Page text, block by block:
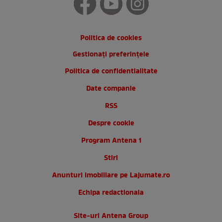
Politica de cookies
Gestionați preferințele
Politica de confidentialitate
Date companie
RSS
Despre cookie
Program Antena 1
Stiri
Anunturi imobiliare pe Lajumate.ro
Echipa redactionala
Site-uri Antena Group